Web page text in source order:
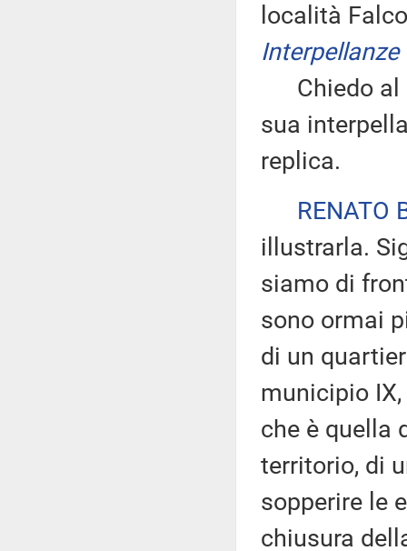
località
Chiedo al
sua
replica.
RENATO
illustrarla.
siamo di
sono ormai
di un
municipio
che è quella
territorio, di
sopperire le
chiusura